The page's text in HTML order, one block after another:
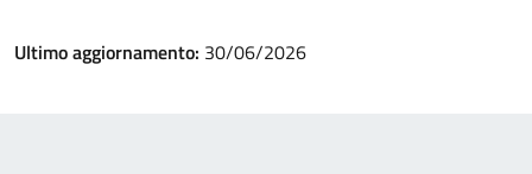
Ultimo aggiornamento: 30/06/2026